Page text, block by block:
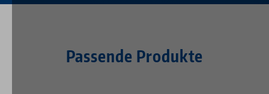
Passende Produkte